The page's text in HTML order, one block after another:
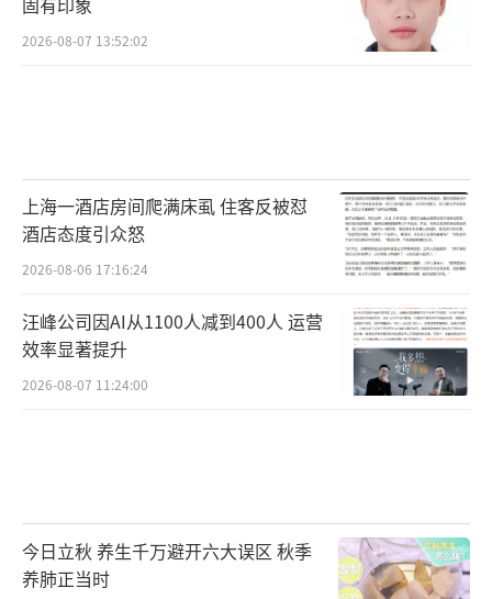
2026-08-07 13:52:02
上海一酒店房间爬满床虱 住客反被怼
酒店态度引众怒
2026-08-06 17:16:24
汪峰公司因AI从1100人减到400人 运营
效率显著提升
2026-08-07 11:24:00
今日立秋 养生千万避开六大误区 秋季
养肺正当时